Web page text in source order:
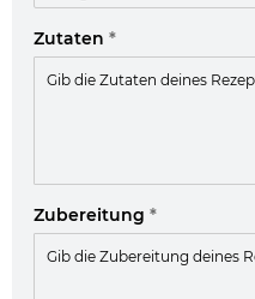
Zutaten*
Zubereitung*